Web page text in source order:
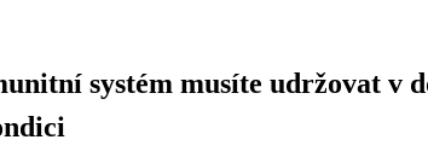
systém musíte udržovat v